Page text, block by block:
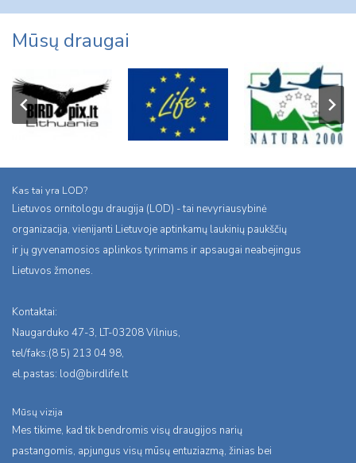
Mūsų draugai
Kas tai yra LOD?
Lietuvos ornitologu draugija (LOD) - tai nevyriausybinė
organizacija, vienijanti Lietuvoje aptinkamų laukinių paukščių
ir jų gyvenamosios aplinkos tyrimams ir apsaugai neabejingus
Lietuvos žmones.
Kontaktai:
Naugarduko 47-3, LT-03208 Vilnius,
tel/faks:(8 5) 213 04 98,
el.pastas: lod@birdlife.lt
Mūsų vizija
Mes tikime, kad tik bendromis visų draugijos narių
pastangomis, apjungus visų mūsų entuziazmą, žinias bei